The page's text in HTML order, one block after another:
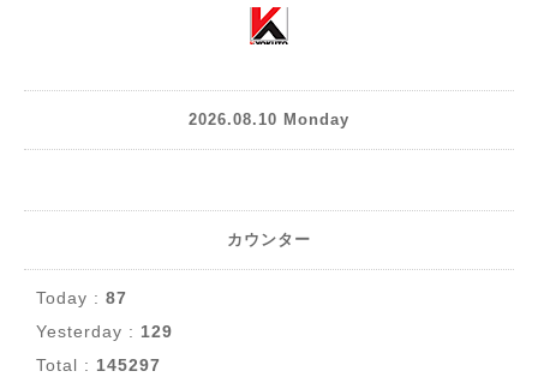
2026.08.10 Monday
カウンター
Today : 87
Yesterday : 129
Total : 145297